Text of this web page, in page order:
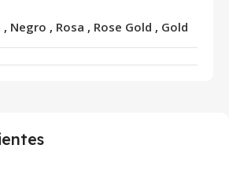
, Negro , Rosa , Rose Gold , Gold